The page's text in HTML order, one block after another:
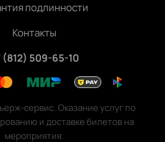
подлинности
Контакты
(812) 509-65-10
сервис. Оказание услуг по
и доставке билетов на
мероприятия.